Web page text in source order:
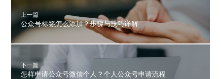
上一篇
公众号标签怎么添加？步骤与技巧详解
下一篇
怎样申请公众号微信个人？个人公众号申请流程